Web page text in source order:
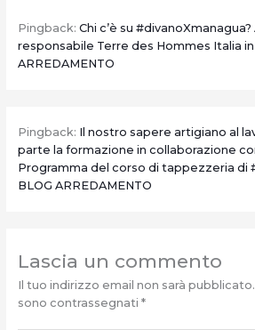
Pingback: Chi c’è su
responsabile Terre des Hommes Italia in
ARREDAMENTO
Pingback: Il nostro sapere artigiano al
parte la formazione in collaborazione
Programma del corso di tappezzeria di
BLOG ARREDAMENTO
Lascia un commento
Il tuo indirizzo email non sarà pubblicato.
sono contrassegnati *